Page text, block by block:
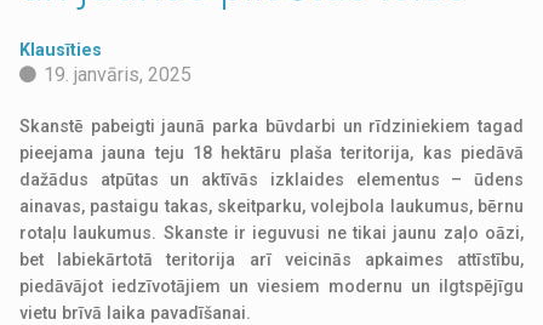
Klausīties
19. janvāris, 2025
Skanstē pabeigti jaunā parka būvdarbi un rīdziniekiem tagad
pieejama jauna teju 18 hektāru plaša teritorija, kas piedāvā
dažādus atpūtas un aktīvās izklaides elementus – ūdens
ainavas, pastaigu takas, skeitparku, volejbola laukumus, bērnu
rotaļu laukumus. Skanste ir ieguvusi ne tikai jaunu zaļo oāzi,
bet labiekārtotā teritorija arī veicinās apkaimes attīstību,
piedāvājot iedzīvotājiem un viesiem modernu un ilgtspējīgu
vietu brīvā laika pavadīšanai.